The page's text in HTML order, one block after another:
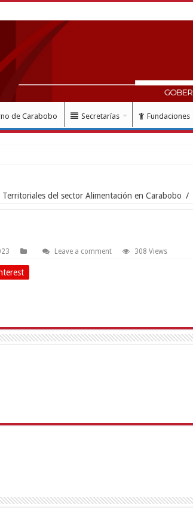
de Carabobo Secretarías Fundaciones
salud con instalación grat
del sector Alimentación en Carabobo /
Leave a comment 308 Views